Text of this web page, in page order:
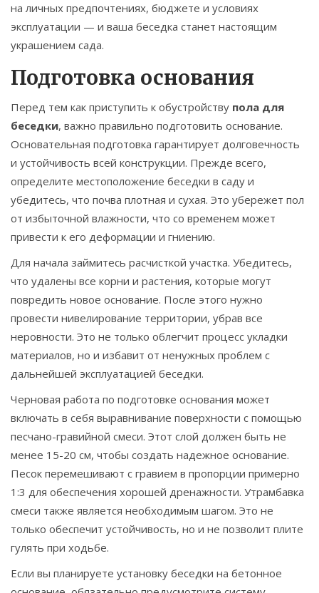
на личных предпочтениях, бюджете и условиях
эксплуатации — и ваша беседка станет настоящим
украшением сада.
Подготовка основания
Перед тем как приступить к обустройству пола для
беседки, важно правильно подготовить основание.
Основательная подготовка гарантирует долговечность
и устойчивость всей конструкции. Прежде всего,
определите местоположение беседки в саду и
убедитесь, что почва плотная и сухая. Это убережет пол
от избыточной влажности, что со временем может
привести к его деформации и гниению.
Для начала займитесь расчисткой участка. Убедитесь,
что удалены все корни и растения, которые могут
повредить новое основание. После этого нужно
провести нивелирование территории, убрав все
неровности. Это не только облегчит процесс укладки
материалов, но и избавит от ненужных проблем с
дальнейшей эксплуатацией беседки.
Черновая работа по подготовке основания может
включать в себя выравнивание поверхности с помощью
песчано-гравийной смеси. Этот слой должен быть не
менее 15-20 см, чтобы создать надежное основание.
Песок перемешивают с гравием в пропорции примерно
1:3 для обеспечения хорошей дренажности. Утрамбавка
смеси также является необходимым шагом. Это не
только обеспечит устойчивость, но и не позволит плите
гулять при ходьбе.
Если вы планируете установку беседки на бетонное